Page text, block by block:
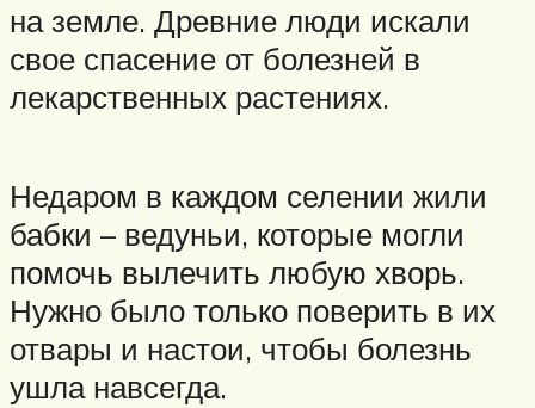
на земле. Древние люди искали
свое спасение от болезней в
лекарственных растениях.
Недаром в каждом селении жили
бабки – ведуньи, которые могли
помочь вылечить любую хворь.
Нужно было только поверить в их
отвары и настои, чтобы болезнь
ушла навсегда.